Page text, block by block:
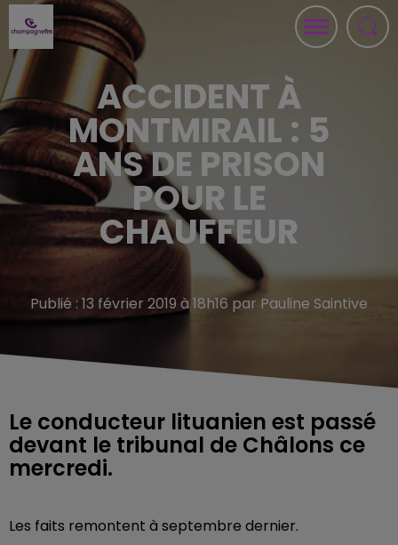
ACCIDENT À
MONTMIRAIL : 5
ANS DE PRISON
POUR LE
CHAUFFEUR
Publié : 13 février 2019 à 18h16 par Pauline Saintive
Le conducteur lituanien est passé
devant le tribunal de Châlons ce
mercredi.
Les faits remontent à septembre dernier.